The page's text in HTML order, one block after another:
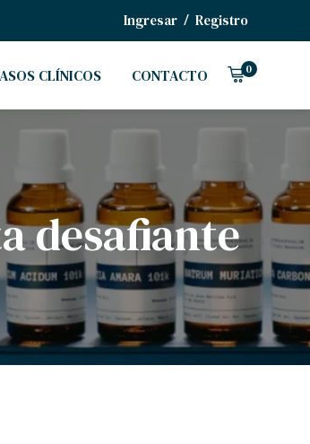
Ingresar / Registro
CLÍNICOS CONTACTO 0
desafiante